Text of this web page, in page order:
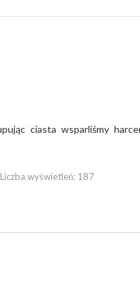
Liczba wyświetleń: 187